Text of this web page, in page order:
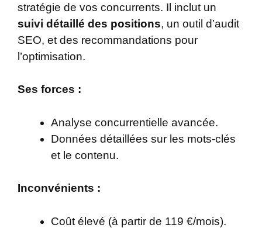
stratégie de vos concurrents. Il inclut un
suivi détaillé des positions, un outil d’audit
SEO, et des recommandations pour
l’optimisation.
Ses forces :
Analyse concurrentielle avancée.
Données détaillées sur les mots-clés
et le contenu.
Inconvénients :
Coût élevé (à partir de 119 €/mois).